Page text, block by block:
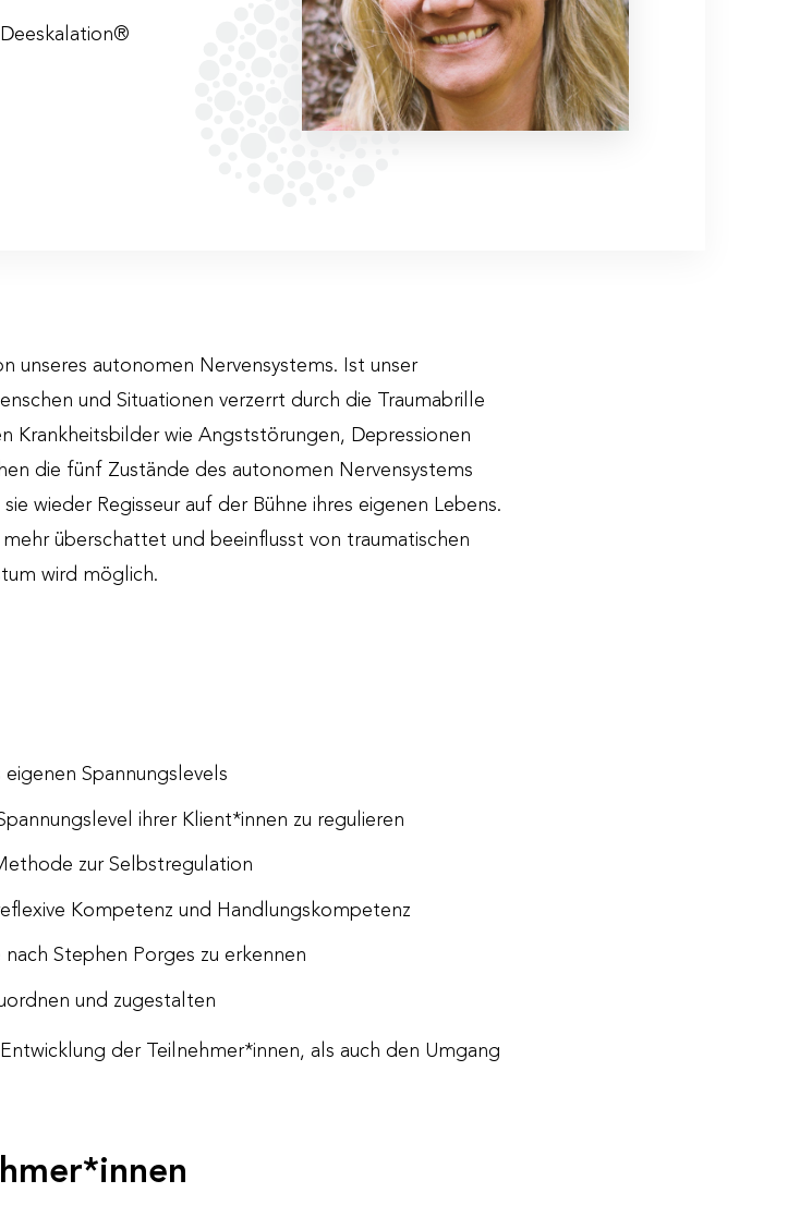
Goldegg
unseres autonomen Nervensystems. Ist unser
und Situationen verzerrt durch die Traumabrille
Krankheitsbilder wie Angststörungen, Depressionen
die fünf Zustände des autonomen Nervensystems
wieder Regisseur auf der Bühne ihres eigenen Lebens.
überschattet und beeinflusst von traumatischen
wird möglich.
Spannungslevels
ihrer Klient*innen zu regulieren
zur Selbstregulation
Kompetenz und Handlungskompetenz
Stephen Porges zu erkennen
und zugestalten
der Teilnehmer*innen, als auch den Umgang